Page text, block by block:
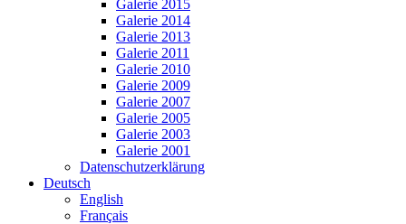
Galerie 2015
Galerie 2014
Galerie 2013
Galerie 2011
Galerie 2010
Galerie 2009
Galerie 2007
Galerie 2005
Galerie 2003
Galerie 2001
Datenschutzerklärung
Deutsch
English
Français